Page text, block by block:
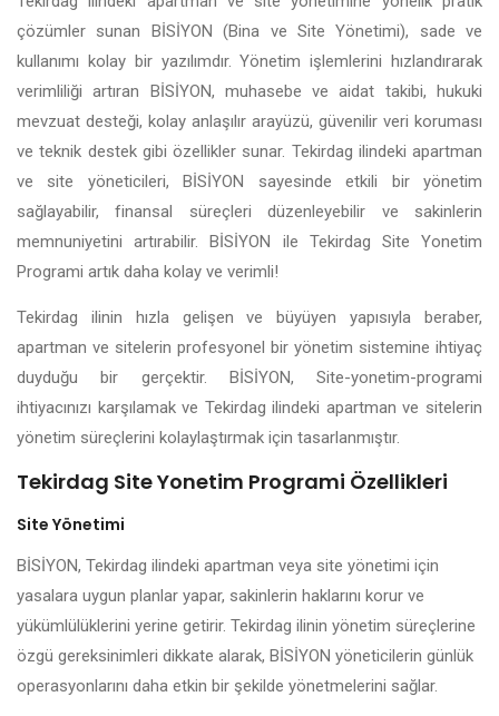
çözümler sunan BİSİYON (Bina ve Site Yönetimi), sade ve
kullanımı kolay bir yazılımdır. Yönetim işlemlerini hızlandırarak
verimliliği artıran BİSİYON, muhasebe ve aidat takibi, hukuki
mevzuat desteği, kolay anlaşılır arayüzü, güvenilir veri koruması
ve teknik destek gibi özellikler sunar. Tekirdag ilindeki apartman
ve site yöneticileri, BİSİYON sayesinde etkili bir yönetim
sağlayabilir, finansal süreçleri düzenleyebilir ve sakinlerin
memnuniyetini artırabilir. BİSİYON ile Tekirdag Site Yonetim
Programi artık daha kolay ve verimli!
Tekirdag ilinin hızla gelişen ve büyüyen yapısıyla beraber,
apartman ve sitelerin profesyonel bir yönetim sistemine ihtiyaç
duyduğu bir gerçektir. BİSİYON, Site-yonetim-programi
ihtiyacınızı karşılamak ve Tekirdag ilindeki apartman ve sitelerin
yönetim süreçlerini kolaylaştırmak için tasarlanmıştır.
Tekirdag Site Yonetim Programi Özellikleri
Site Yönetimi
BİSİYON, Tekirdag ilindeki apartman veya site yönetimi için
yasalara uygun planlar yapar, sakinlerin haklarını korur ve
yükümlülüklerini yerine getirir. Tekirdag ilinin yönetim süreçlerine
özgü gereksinimleri dikkate alarak, BİSİYON yöneticilerin günlük
operasyonlarını daha etkin bir şekilde yönetmelerini sağlar.